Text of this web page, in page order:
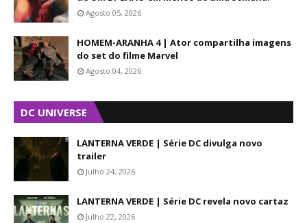
Agosto 05, 2026
HOMEM-ARANHA 4 | Ator compartilha imagens
do set do filme Marvel
Agosto 04, 2026
DC UNIVERSE
LANTERNA VERDE | Série DC divulga novo
trailer
Julho 24, 2026
LANTERNA VERDE | Série DC revela novo cartaz
Julho 22, 2026